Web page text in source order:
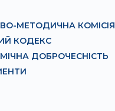
МЕТОДИЧНА КОМІСІЯ
КОДЕКС
ДОБРОЧЕСНІСТЬ